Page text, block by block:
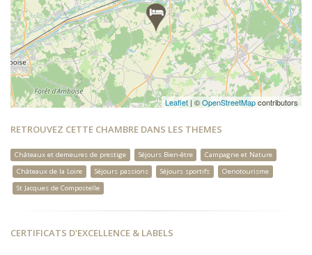
Leaflet | ©OpenStreetMapcontributors
RETROUVEZ CETTE CHAMBRE DANS LES THEMES
Châteaux et demeures de prestige Séjours Bien-être
Campagne et Nature
Châteaux de la Loire
Séjours passions Séjours sportifs
Oenotourisme
St Jacques de Compostelle
CERTIFICATS D'EXCELLENCE & LABELS